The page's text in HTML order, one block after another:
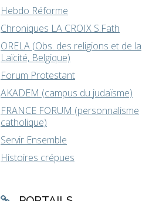
Hebdo Réforme
Chroniques LA CROIX S.Fath
ORELA (Obs. des religions et de la
Laïcité, Belgique)
Forum Protestant
AKADEM (campus du judaïsme)
FRANCE FORUM (personnalisme
catholique)
Servir Ensemble
Histoires crépues